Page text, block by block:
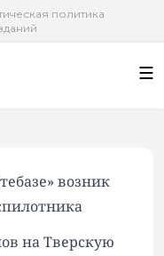
политика
возник
на Тверскую